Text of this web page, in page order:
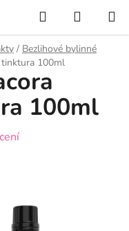
Hledat
KOŠÍK
/ Bezlihové bylinné
tinktura 100ml
100ml